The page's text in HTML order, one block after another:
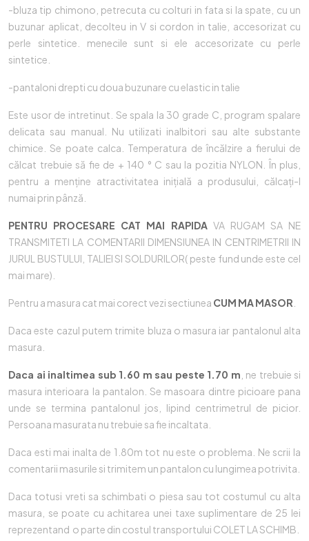
-bluza tip chimono, petrecuta cu colturi in fata si la spate, cu un
buzunar aplicat, decolteu in V si cordon in talie, accesorizat cu
perle sintetice. menecile sunt si ele accesorizate cu perle
sintetice.
-pantaloni drepti cu doua buzunare cu elastic in talie
Este usor de intretinut. Se spala la 30 grade C, program spalare
delicata sau manual. Nu utilizati inalbitori sau alte substante
chimice. Se poate calca. Temperatura de încălzire a fierului de
călcat trebuie să fie de + 140 ° C sau la pozitia NYLON. În plus,
pentru a menține atractivitatea inițială a produsului, călcați-l
numai prin pânză.
PENTRU PROCESARE CAT MAI RAPIDAVA RUGAM SA NE
TRANSMITETI LA COMENTARII DIMENSIUNEA IN CENTRIMETRII IN
JURUL BUSTULUI, TALIEI SI SOLDURILOR( peste fund unde este cel
mai mare).
Pentru a masura cat mai corect vezi sectiunea CUM MA MASOR
Daca este cazul putem trimite bluza o masura iar pantalonul alta
masura.
Daca ai inaltimea sub 1.60 m sau peste 1.70 m , ne trebuie si
masura interioara la pantalon. Se masoara dintre picioare pana
unde se termina pantalonul jos, lipind centrimetrul de picior.
Persoana masurata nu trebuie sa fie incaltata.
Daca esti mai inalta de 1.80m tot nu este o problema. Ne scrii la
comentarii masurile si trimitem un pantalon cu lungimea potrivita.
Daca totusi vreti sa schimbati o piesa sau tot costumul cu alta
masura, se poate cu achitarea unei taxe suplimentare de 25 lei
reprezentand o parte din costul transportului COLET LA SCHIMB.